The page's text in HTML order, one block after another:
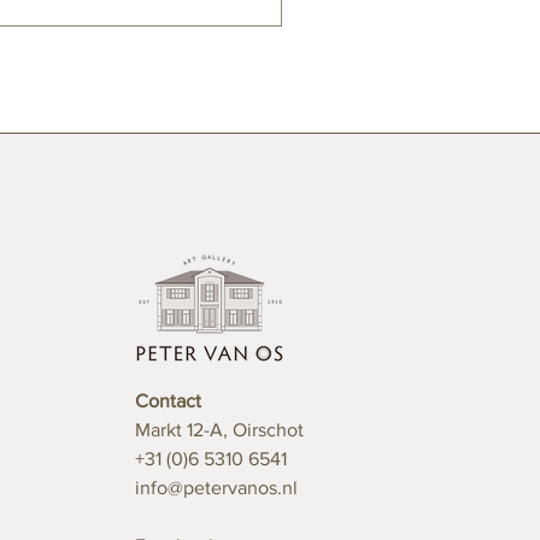
Contact
Markt 12-A, Oirschot
+31 (0)6 5310 6541
info@petervanos.nl